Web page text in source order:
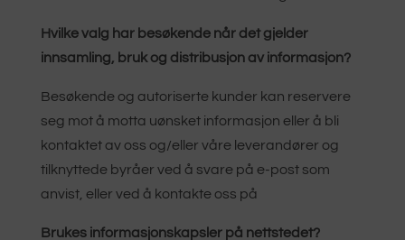
Hvilke valg har besøkende når det gjelder
innsamling, bruk og distribusjon av informasjon?
Besøkende og autoriserte kunder kan reservere
seg mot å motta uønsket informasjon eller å bli
kontaktet av oss og/eller våre leverandører og
tilknyttede byråer ved å svare på e-post som
anvist, eller ved å kontakte oss på
Brukes informasjonskapsler på nettstedet?